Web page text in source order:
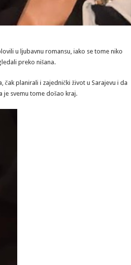
u ljubavnu romansu, iako se tome niko
preko nišana.
planirali i zajednički život u Sarajevu i da
je svemu tome došao kraj.